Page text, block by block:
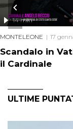
Scandalo in
il Cardinale
14 min
MONTELEONE 17
ULTIME